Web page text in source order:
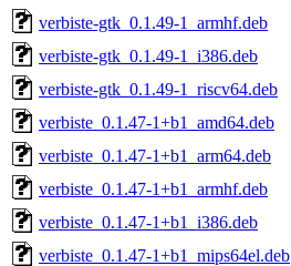
verbiste-gtk_0.1.49-1_armhf.deb
verbiste-gtk_0.1.49-1_i386.deb
verbiste-gtk_0.1.49-1_riscv64.deb
verbiste_0.1.47-1+b1_amd64.deb
verbiste_0.1.47-1+b1_arm64.deb
verbiste_0.1.47-1+b1_armhf.deb
verbiste_0.1.47-1+b1_i386.deb
verbiste_0.1.47-1+b1_mips64el.deb